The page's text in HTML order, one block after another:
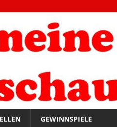
GEWINNSPIELE